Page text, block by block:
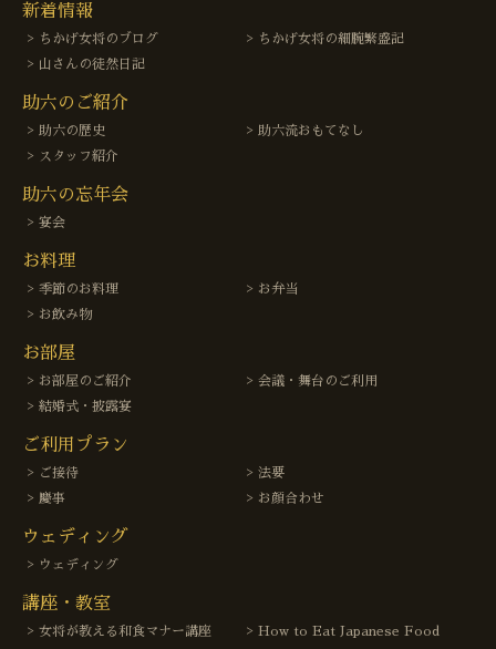
新着情報
ちかげ女将のブログ
ちかげ女将の細腕繁盛記
山さんの徒然日記
助六のご紹介
助六の歴史
助六流おもてなし
スタッフ紹介
助六の忘年会
宴会
お料理
季節のお料理
お弁当
お飲み物
お部屋
お部屋のご紹介
会議・舞台のご利用
結婚式・披露宴
ご利用プラン
ご接待
法要
慶事
お顔合わせ
ウェディング
ウェディング
講座・教室
女将が教える和食マナー講座 How to Eat Japanese Food